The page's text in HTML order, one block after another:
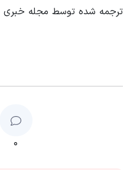
ترجمه شده توسط مجله خبری
۰